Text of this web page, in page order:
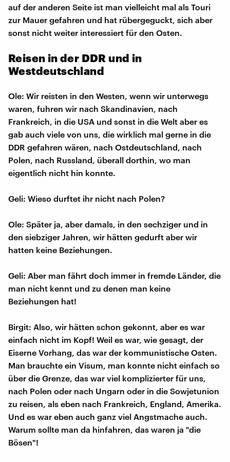
auf der anderen Seite ist man vielleicht mal als Touri
zur Mauer gefahren und hat rübergeguckt, sich aber
sonst nicht weiter interessiert für den Osten.
Reisen in der DDR und in
Westdeutschland
Ole: Wir reisten in den Westen, wenn wir unterwegs
waren, fuhren wir nach Skandinavien, nach
Frankreich, in die USA und sonst in die Welt aber es
gab auch viele von uns, die wirklich mal gerne in die
DDR gefahren wären, nach Ostdeutschland, nach
Polen, nach Russland, überall dorthin, wo man
eigentlich nicht hin konnte.
Geli: Wieso durftet ihr nicht nach Polen?
Ole: Später ja, aber damals, in den sechziger und in
den siebziger Jahren, wir hätten gedurft aber wir
hatten keine Beziehungen.
Geli: Aber man fährt doch immer in fremde Länder, die
man nicht kennt und zu denen man keine
Beziehungen hat!
Birgit: Also, wir hätten schon gekonnt, aber es war
einfach nicht im Kopf! Weil es war, wie gesagt, der
Eiserne Vorhang, das war der kommunistische Osten.
Man brauchte ein Visum, man konnte nicht einfach so
über die Grenze, das war viel komplizierter für uns,
nach Polen oder nach Ungarn oder in die Sowjetunion
zu reisen, als eben nach Frankreich, England, Amerika.
Und es war eben auch ganz viel Angstmache auch.
Warum sollte man da hinfahren, das waren ja "die
Bösen"!